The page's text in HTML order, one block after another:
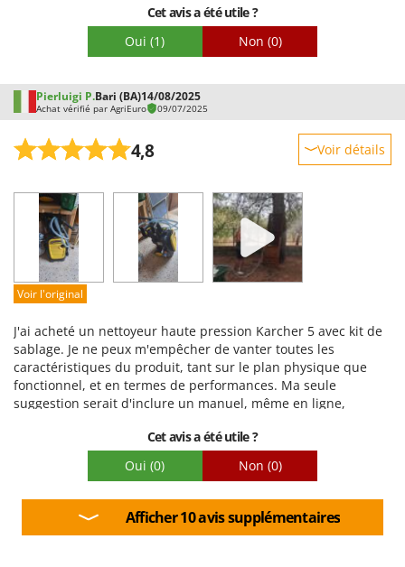
Cet avis a été utile ?
Oui (1) Non (0)
Pierluigi P.Bari (BA)14/08/2025
Achat vérifié par AgriEuro 09/07/2025
4,8 Voir détails
Prestations
Facilité d'utilisation
Qualité / Prix
Facilité de montage
Voir l'original
J'ai acheté un nettoyeur haute pression Karcher 5 avec kit de
sablage. Je ne peux m'empêcher de vanter toutes les
caractéristiques du produit, tant sur le plan physique que
fonctionnel, et en termes de performances. Ma seule
suggestion serait d'inclure un manuel, même en ligne,
exemple, j'ai perdu beaucoup de temps (ma limite) à essayer
de trouver le connecteur à acheter pour l'arrivée d'eau. Il est
indiqué « sans arrêt d'eau », mais pour un profane, cela ne
petit tube, d'accord, mais comment le connecter ?
Cet avis a été utile ?
Oui (0) Non (0)
Afficher 10 avis supplémentaires